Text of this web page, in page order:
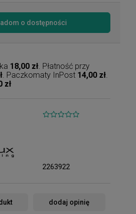
o dostępności
18,00 zł . Płatność przy
. Paczkomaty InPost 14,00 zł
zł
2263922
dodaj opinię